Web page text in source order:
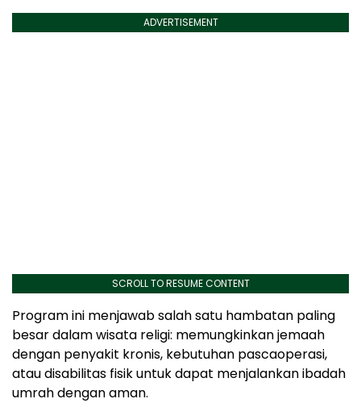
ADVERTISEMENT
SCROLL TO RESUME CONTENT
Program ini menjawab salah satu hambatan paling
besar dalam wisata religi: memungkinkan jemaah
dengan penyakit kronis, kebutuhan pascaoperasi,
atau disabilitas fisik untuk dapat menjalankan ibadah
umrah dengan aman.